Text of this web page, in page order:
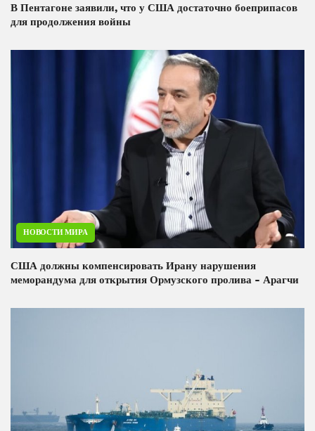
В Пентагоне заявили, что у США достаточно боеприпасов
для продолжения войны
НОВОСТИ МИРА
США должны компенсировать Ирану нарушения
меморандума для открытия Ормузского пролива - Арагчи